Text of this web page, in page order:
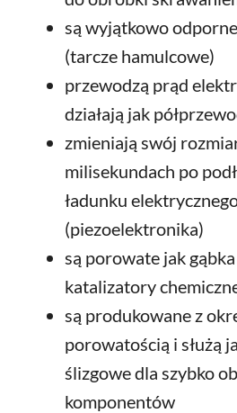
są wyjątkowo
(tarcze hamulcowe)
przewodzą prąd
działają jak
zmieniają swój
milisekundach po
ładunku
(piezoelektronika)
są porowate jak gąbka
katalizatory
są produkowane z
porowatością i służą
ślizgowe dla szybko
komponentów